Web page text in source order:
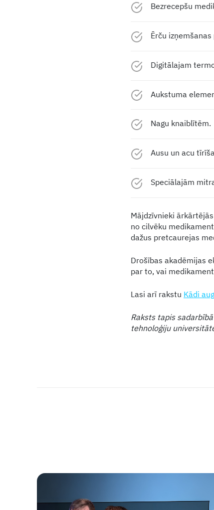
Bezrecepšu
Ērču
Digitālajam
Aukstuma
Nagu knaiblītēm.
Ausu un acu
Speciālajām
Mājdzīvnieki
no cilvēku
dažus pretcaurejas
Drošības akadēmijas
par to, vai
Lasi arī rakstu Kādi
Raksts tapis
tehnoloģiju